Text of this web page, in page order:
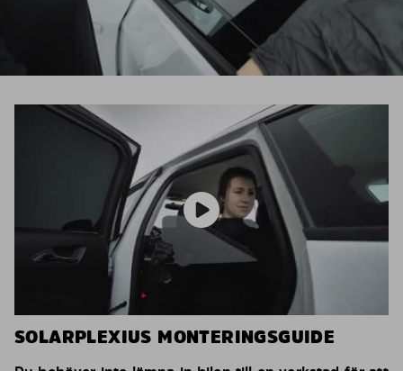
SOLARPLEXIUS MONTERINGSGUIDE